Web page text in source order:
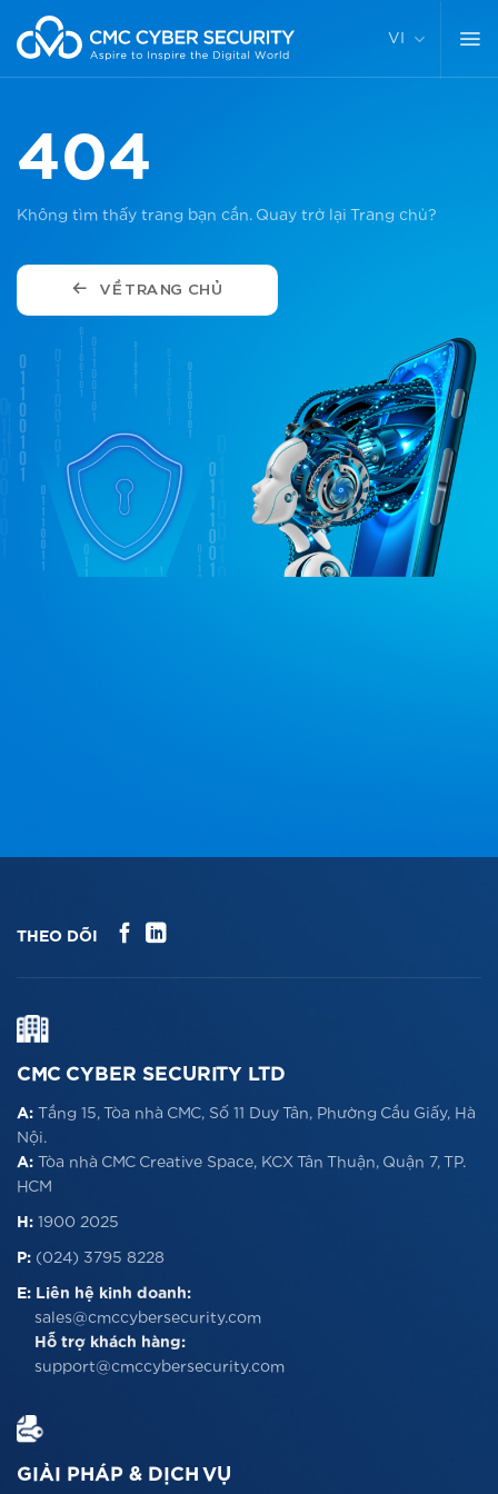
đến
nội
VI
404
Không tìm thấy trang bạn cần. Quay trở lại Trang chủ?
VỀ TRANG CHỦ
THEO DÕI
CMC CYBER SECURITY LTD
A: Tầng 15, Tòa nhà CMC, Số 11 Duy Tân, Phường Cầu Giấy, Hà
Nội.
A: Tòa nhà CMC Creative Space, KCX Tân Thuận, Quận 7, TP.
HCM
H: 1900 2025
P: (024) 3795 8228
E: Liên hệ kinh doanh:
sales@cmccybersecurity.com
Hỗ trợ khách hàng:
support@cmccybersecurity.com
GIẢI PHÁP & DỊCH VỤ